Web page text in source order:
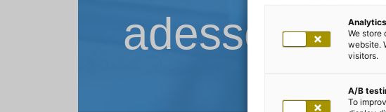
adesso Blog
Analytics
We store
website.
visitors.
A/B
To